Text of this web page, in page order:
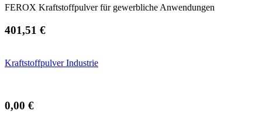
FEROX Kraftstoffpulver für gewerbliche Anwendungen
401,51 €
Kraftstoffpulver Industrie
0,00 €